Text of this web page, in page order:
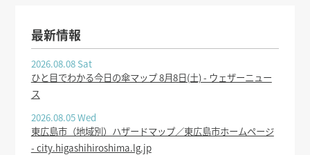
最新情報
2026.08.08 Sat
ひと目でわかる今日の傘マップ 8月8日(土) - ウェザーニュー
ス
2026.08.05 Wed
東広島市（地域別）ハザードマップ／東広島市ホームページ
- city.higashihiroshima.lg.jp